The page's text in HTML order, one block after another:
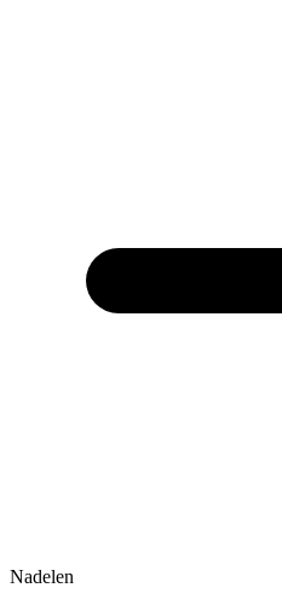
Nadelen